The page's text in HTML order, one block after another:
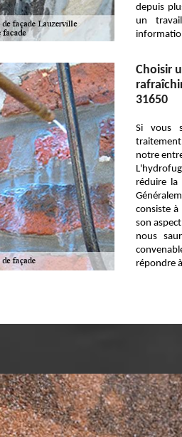
depuis
un
Choisir
31650
Si vous
notre
réduire la
consiste
son
nous
répondre